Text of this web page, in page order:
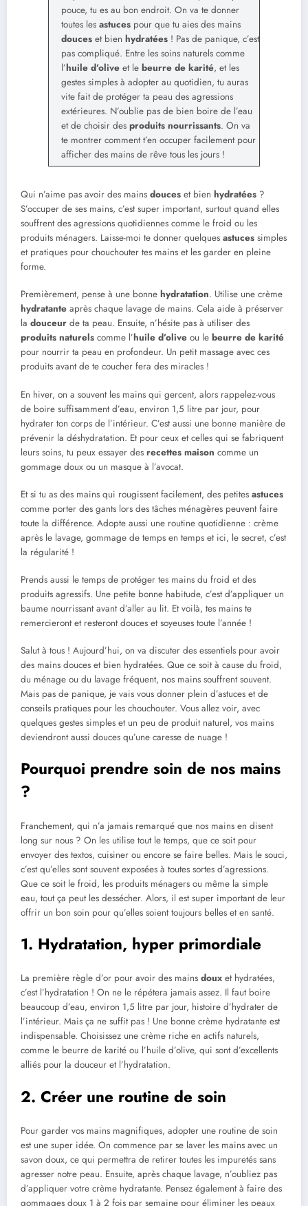
pouce, tu es au bon endroit. On va te donner
toutes les astuces pour que tu aies des mains
douces et bien hydratées ! Pas de panique, c’est
pas compliqué. Entre les soins naturels comme
l’huile d’olive et le beurre de karité, et les
gestes simples à adopter au quotidien, tu auras
vite fait de protéger ta peau des agressions
extérieures. N’oublie pas de bien boire de l’eau
et de choisir des produits nourrissants. On va
te montrer comment t’en occuper facilement pour
afficher des mains de rêve tous les jours !
Qui n’aime pas avoir des mains douces et bien hydratées ?
S’occuper de ses mains, c’est super important, surtout quand elles
souffrent des agressions quotidiennes comme le froid ou les
produits ménagers. Laisse-moi te donner quelques astuces simples
et pratiques pour chouchouter tes mains et les garder en pleine
forme.
Premièrement, pense à une bonne hydratation. Utilise une crème
hydratante après chaque lavage de mains. Cela aide à préserver
la douceur de ta peau. Ensuite, n’hésite pas à utiliser des
produits naturels comme l’huile d’olive ou le beurre de karité
pour nourrir ta peau en profondeur. Un petit massage avec ces
produits avant de te coucher fera des miracles !
En hiver, on a souvent les mains qui gercent, alors rappelez-vous
de boire suffisamment d’eau, environ 1,5 litre par jour, pour
hydrater ton corps de l’intérieur. C’est aussi une bonne manière de
prévenir la déshydratation. Et pour ceux et celles qui se fabriquent
leurs soins, tu peux essayer des recettes maison comme un
gommage doux ou un masque à l’avocat.
Et si tu as des mains qui rougissent facilement, des petites astuces
comme porter des gants lors des tâches ménagères peuvent faire
toute la différence. Adopte aussi une routine quotidienne : crème
après le lavage, gommage de temps en temps et ici, le secret, c’est
la régularité !
Prends aussi le temps de protéger tes mains du froid et des
produits agressifs. Une petite bonne habitude, c’est d’appliquer un
baume nourrissant avant d’aller au lit. Et voilà, tes mains te
remercieront et resteront douces et soyeuses toute l’année !
Salut à tous ! Aujourd’hui, on va discuter des essentiels pour avoir
des mains douces et bien hydratées. Que ce soit à cause du froid,
du ménage ou du lavage fréquent, nos mains souffrent souvent.
Mais pas de panique, je vais vous donner plein d’astuces et de
conseils pratiques pour les chouchouter. Vous allez voir, avec
quelques gestes simples et un peu de produit naturel, vos mains
deviendront aussi douces qu’une caresse de nuage !
Pourquoi prendre soin de nos mains
?
Franchement, qui n’a jamais remarqué que nos mains en disent
long sur nous ? On les utilise tout le temps, que ce soit pour
envoyer des textos, cuisiner ou encore se faire belles. Mais le souci,
c’est qu’elles sont souvent exposées à toutes sortes d’agressions.
Que ce soit le froid, les produits ménagers ou même la simple
eau, tout ça peut les dessécher. Alors, il est super important de leur
offrir un bon soin pour qu’elles soient toujours belles et en santé.
1. Hydratation, hyper primordiale
La première règle d’or pour avoir des mains doux et hydratées,
c’est l’hydratation ! On ne le répétera jamais assez. Il faut boire
beaucoup d’eau, environ 1,5 litre par jour, histoire d’hydrater de
l’intérieur. Mais ça ne suffit pas ! Une bonne crème hydratante est
indispensable. Choisissez une crème riche en actifs naturels,
comme le beurre de karité ou l’huile d’olive, qui sont d’excellents
alliés pour la douceur et l’hydratation.
2. Créer une routine de soin
Pour garder vos mains magnifiques, adopter une routine de soin
est une super idée. On commence par se laver les mains avec un
savon doux, ce qui permettra de retirer toutes les impuretés sans
agresser notre peau. Ensuite, après chaque lavage, n’oubliez pas
d’appliquer votre crème hydratante. Pensez également à faire des
gommages doux 1 à 2 fois par semaine pour éliminer les peaux